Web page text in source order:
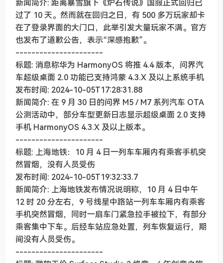
新闻简介: 距离暴雪旗下《炉石传说》国服正式回归已
过了 10 天。然而就在回归之日，有 500 多万玩家却卡
在了登录界面的大门口，此举引发大量玩家不满。官方
也发布了道歉公告，表示“深感抱歉”。
----------------------
标题: 消息称华为 HarmonyOS 将推 4.4 版本，问界汽
车超级桌面 2.0 功能已支持鸿蒙 4.3.X 及以上系统手机
发布时间: 2024-10-05T17:28:31.88
新闻简介: 在 9 月 30 日的问界 M5 / M7 系列汽车 OTA
公测活动中，部分车型更新日志显示超级桌面 2.0 支持
手机 HarmonyOS 4.3.X 及以上版本。
----------------------
标题: 上海地铁：10 月 4 日一列车车厢内有乘客手机突
然冒烟，没有人员受伤
发布时间: 2024-10-05T19:32:33.7
新闻简介: 上海地铁发布情况说明称，10 月 4 日中午
12 时 20 分左右，9 号线星中路站一列车车厢内有乘客
手机突然冒烟，同时一扇车门紧急拉手被拉下，有部分
乘客集中下车。后经车站应急处置，列车恢复运行，期
间没有人员受伤。
----------------------